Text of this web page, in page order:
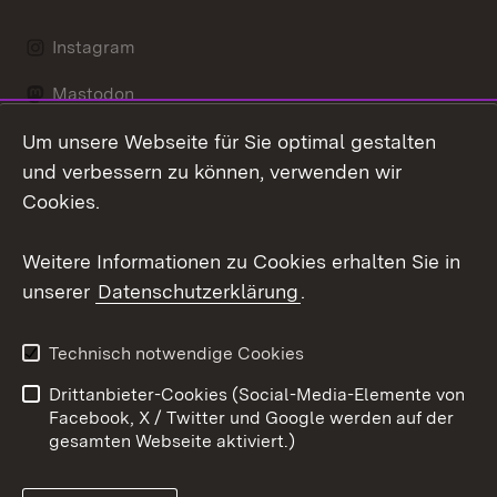
Instagram
Mastodon
Messenger
Kontakt
Impressum
Cookies
Um unsere Webseite für Sie optimal gestalten
und verbessern zu können, verwenden wir
Cookies.
Weitere Informationen zu Cookies erhalten Sie in
unserer Datenschutzerklärung.
Technisch notwendige Cookies
Drittanbieter-Cookies (Social-Media-Elemente von
Facebook, X / Twitter und Google werden auf der
gesamten Webseite aktiviert.)